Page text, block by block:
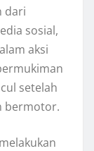
dari
sosial,
aksi
setelah
bermotor.